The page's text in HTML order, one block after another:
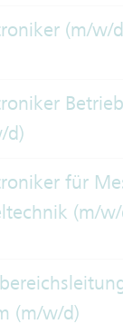
(m/w/
d)
für
(m/
(m/w/d)